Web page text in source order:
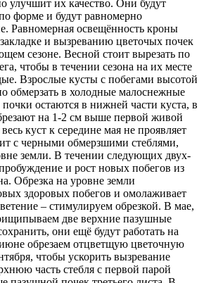
улучшит их качество. Они будут
форме и будут равномерно
Равномерная освещённость кроны
закладке и вызреванию цветочых почек
сезоне. Весной стоит вырезать по
чтобы в течении сезона на их месте
Взрослые кусты с побегами высотой
обмерзать в холодные малоснежные
остаются в нижней части куста, в
на 1-2 см выше первой живой
куст к середине мая не проявляет
с черными обмерзшими стеблями,
земли. В течении следующих двух-
и рост новых побегов из
Обрезка на уровне земли
здоровых побегов и омолаживает
– стимулируем обрезкой. В мае,
две верхние пазушные
они ещё будут работать на
обрезаем отцветщую цветочную
чтобы ускорить вызревание
часть стебля с первой парой